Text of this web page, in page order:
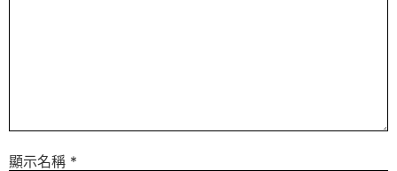
顯示名稱 *